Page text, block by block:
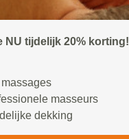
NU tijdelijk 20% korting!
masseurs
dekking